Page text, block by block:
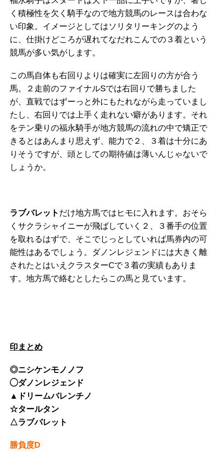
く積極性を欠く騎手なので地方競馬のレースは合わな
い印象。イメージとしてはソリタリーキングのよう
に、仕掛けどころが遅れてなだれこんでの３着という
競馬が多い気がします。
この馬自体も右回りよりは確実に左回りの方が合う
馬。２走前のファイナルSでは右回りで勝ちました
が、直戦ではずーっと外にもたれながら走っていまし
たし、右回りでは上手く走れない癖があります。それ
をテン乗りの福永騎手が地方競馬の流れの中で矯正で
きるとはあんまり思えず、能力で２、３着は十分にあ
りそうですが、頭としての期待値は薄いんじゃないで
しょうか。
ラブバレット だけ地方馬ではヒモに入れます。おそら
くサクラシャイニーが飛ばしていく２、３番手の位置
を取れるはずで、そこでじっとしていれば馬券内の可
能性はあるでしょう。ダノンレジェンドには大きく離
されたとはいえクラスターCで３着の実績もありま
す。地方馬で絡むとしたらこの馬と見ています。
印まとめ
◎ニシケンモノノフ
◯ダノンレジェンド
▲ドリームバレンチノ
☆タールタン
△ラブバレット
勝負度D